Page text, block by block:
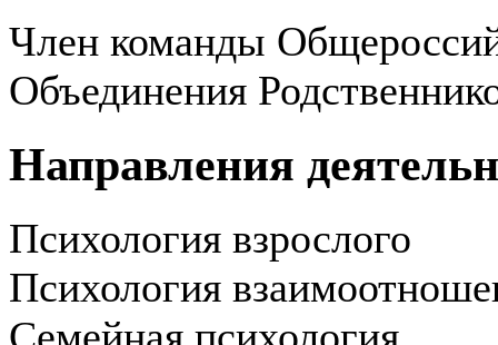
Член команды
Объединения
Направления
Психология взрослого
Психология